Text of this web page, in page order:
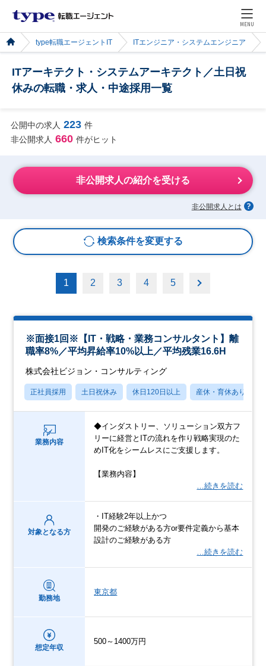
MENU
type転職エージェントIT ITエンジニア・システムエンジニア
ITアーキテクト・システムアーキテクト／土日祝
休みの転職・求人・中途採用一覧
公開中の求人 223 件
非公開求人 660 件がヒット
非公開求人の紹介を受ける
非公開求人とは
検索条件を変更する
1 2 3 4 5
※面接1回※【IT・戦略・業務コンサルタント】離
職率8%／平均昇給率10%以上／平均残業16.6H
株式会社ビジョン・コンサルティング
正社員採用 土日祝休み 休日120日以上 産休・育休あり
業務内容
◆インダストリー、ソリューション双方フ
リーに経営とITの流れを作り戦略実現のた
めIT化をシームレスにご支援します。
【業務内容】
…続きを読む
対象となる方
・IT経験2年以上かつ
開発のご経験がある方or要件定義から基本
設計のご経験がある方
…続きを読む
勤務地
東京都
想定年収
500～1400万円